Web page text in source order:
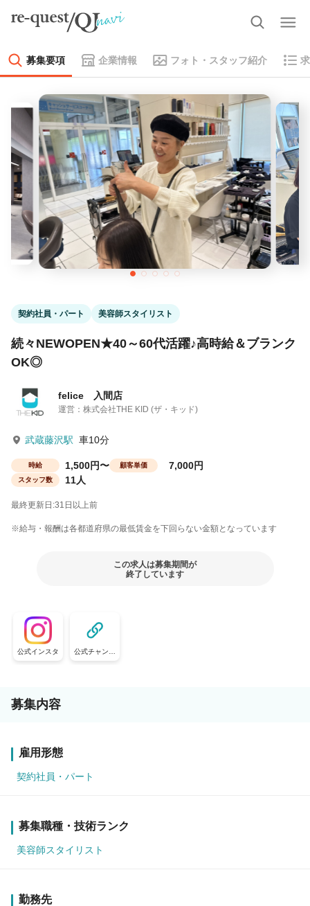
募集要項 企業情報 フォト・スタッフ紹介
契約社員・パート 美容師スタイリスト
続々NEWOPEN★40～60代活躍♪高時給＆ブランク
OK◎
felice 入間店
運営：株式会社THE KID (ザ・キッド)
武蔵藤沢駅 車10分
時給 1,500円〜 顧客単価 7,000円
スタッフ数 11人
最終更新日:31日以上前
※給与・報酬は各都道府県の最低賃金を下回らない金額となっています
この求人は募集期間が
終了しています
公式インスタ
公式チャンネ
ル
募集内容
雇用形態
契約社員・パート
募集職種・技術ランク
美容師スタイリスト
勤務先